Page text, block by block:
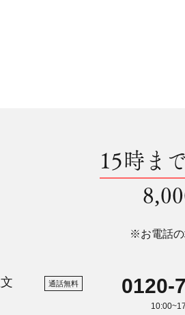
15時ま
※お電話の
通話無料 0120-